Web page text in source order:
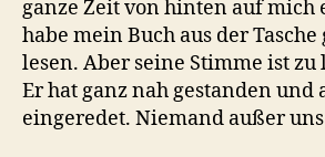
ganze Zeit von hinten auf mich
habe mein Buch aus der Tasche
lesen. Aber seine Stimme ist zu
Er hat ganz nah gestanden und
eingeredet. Niemand außer